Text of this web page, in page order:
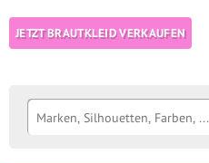
JETZT BRAUTKLEID VERKAUFEN